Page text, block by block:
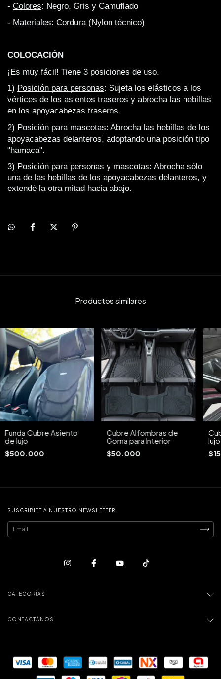
- Colores: Negro, Gris y Camuflado
- Materiales: Cordura (Nylon técnico)
COLOCACIÓN
¡Es muy fácil! Tiene 3 posiciones de uso.
1) Posición para personas: Sujeta los elásticos a los
vértices de los asientos traseros y abrocha las hebillas
en los apoyacabezas traseros.
2) Posición para mascotas: Abrocha las hebillas de los
apoyacabezas delanteros, adoptando una posición tipo
"hamaca".
3) Posición para personas y mascotas: Abrocha sólo
una de las hebillas de los apoyacabezas delanteros, y
extendé la otra mitad hacia abajo.
Productos similares
Funda Cubre Asiento
de lujo
$500.000
Cubre Alfombras de
Goma para Interior
$50.000
lujo
SUSCRIBITE A NUESTRO NEWSLETTER
CATEGORÍAS
CONTACTÁNOS